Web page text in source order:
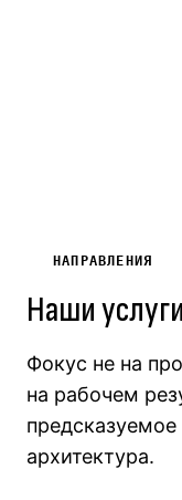
НАПРАВЛЕНИЯ
Наши услуги
Фокус не на
на рабочем
архитектура.